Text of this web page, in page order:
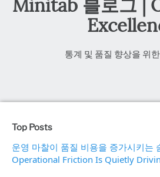
Minitab 블로그 |
통계 및 품질 향상을 위
Top Posts
운영 마찰이 품질 비용을 증가시키는
Operational Friction Is Quietly